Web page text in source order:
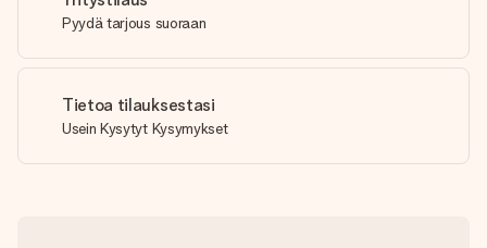
Pyydä tarjous suoraan
Tietoa tilauksestasi
Usein Kysytyt Kysymykset